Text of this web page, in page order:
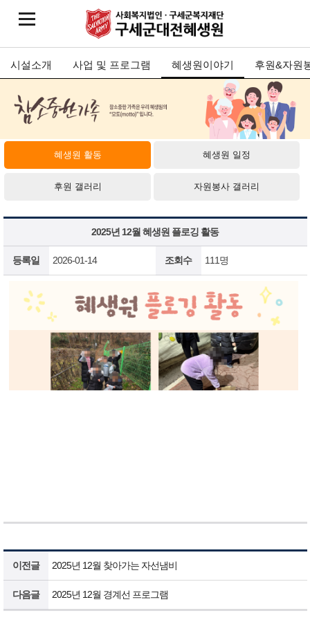
시설소개 사업 및 프로그램 혜생원이야기 후원&자원
혜생원 활동 혜생원 일정
후원 갤러리 자원봉사 갤러리
2025년 12월 혜생원 플로깅 활동
등록일 2026-01-14 조회수 111명
이전글 2025년 12월 찾아가는 자선냄비
다음글 2025년 12월 경계선 프로그램